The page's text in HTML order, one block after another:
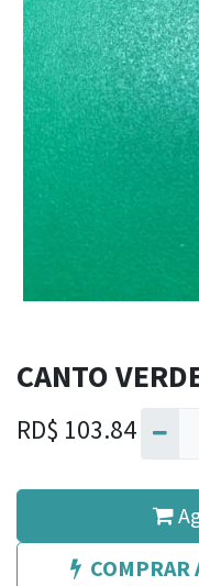
CANTO
RD$ 103.84
COMPRAR